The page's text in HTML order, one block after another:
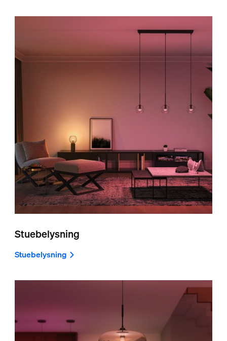
Stuebelysning
Stuebelysning